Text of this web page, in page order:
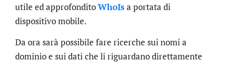
utile ed approfonditoWhoIsa portata di
dispositivo mobile.
Da ora sarà possibile fare ricerche sui nomi a
dominio e sui dati che li riguardano direttamente